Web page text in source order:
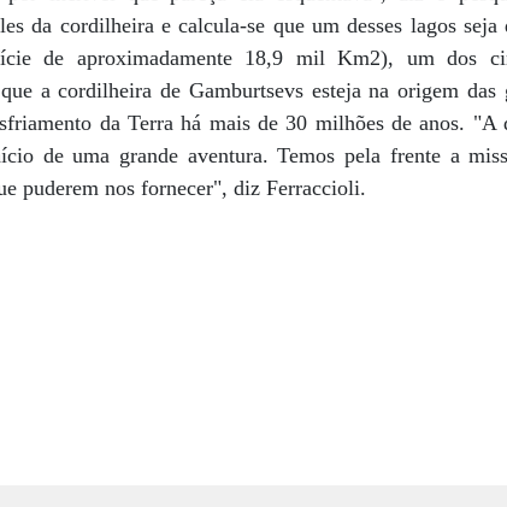
da cordilheira e calcula-se que um desses lagos
de aproximadamente 18,9 mil Km2), um dos
a cordilheira de Gamburtsevs esteja na origem
da Terra há mais de 30 milhões de anos. "A
de uma grande aventura. Temos pela frente a
puderem nos fornecer", diz Ferraccioli.